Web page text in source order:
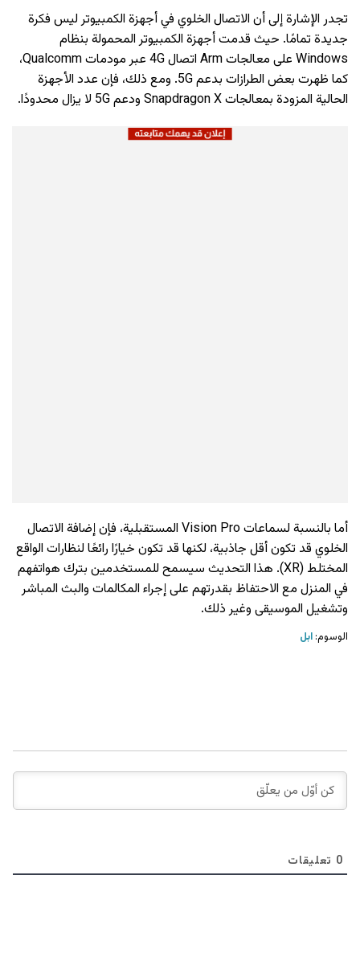
تجدر الإشارة إلى أن الاتصال الخلوي في أجهزة الكمبيوتر ليس فكرة
جديدة تمامًا. حيث قدمت أجهزة الكمبيوتر المحمولة بنظام
Windows على معالجات Arm اتصال 4G عبر مودمات Qualcomm،
كما ظهرت بعض الطرازات بدعم 5G. ومع ذلك، فإن عدد الأجهزة
الحالية المزودة بمعالجات Snapdragon X ودعم 5G لا يزال محدودًا.
أما بالنسبة لسماعات Vision Pro المستقبلية، فإن إضافة الاتصال
الخلوي قد تكون أقل جاذبية، لكنها قد تكون خيارًا رائعًا لنظارات الواقع
المختلط (XR). هذا التحديث سيسمح للمستخدمين بترك هواتفهم
في المنزل مع الاحتفاظ بقدرتهم على إجراء المكالمات والبث المباشر
وتشغيل الموسيقى وغير ذلك.
الوسوم: ابل
0 تعليقات